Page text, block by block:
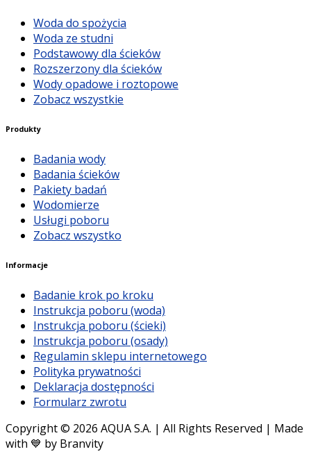
Woda do spożycia
Woda ze studni
Podstawowy dla ścieków
Rozszerzony dla ścieków
Wody opadowe i roztopowe
Zobacz wszystkie
Produkty
Badania wody
Badania ścieków
Pakiety badań
Wodomierze
Usługi poboru
Zobacz wszystko
Informacje
Badanie krok po kroku
Instrukcja poboru (woda)
Instrukcja poboru (ścieki)
Instrukcja poboru (osady)
Regulamin sklepu internetowego
Polityka prywatności
Deklaracja dostępności
Formularz zwrotu
Copyright © 2026 AQUA S.A. | All Rights Reserved | Made
with 💙 by Branvity